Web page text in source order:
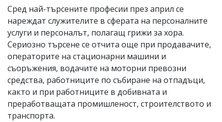
Сред най-търсените професии през април се
нареждат служителите в сферата на персоналните
услуги и персоналът, полагащ грижи за хора.
Сериозно търсене се отчита още при продавачите,
операторите на стационарни машини и
съоръжения, водачите на моторни превозни
средства, работниците по събиране на отпадъци,
както и при работниците в добивната и
преработващата промишленост, строителството и
транспорта.